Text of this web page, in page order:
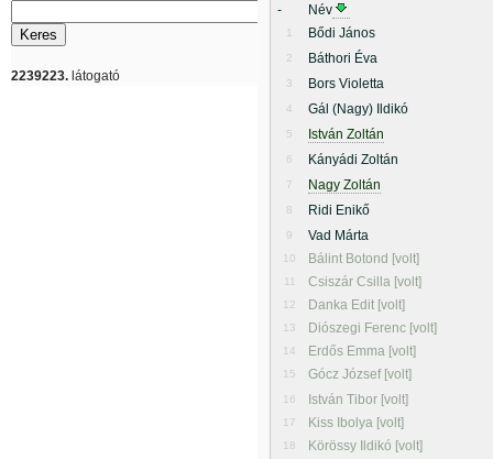
2239223. látogató
- Név
1 Bődi János
2 Báthori Éva
3 Bors Violetta
4 Gál (Nagy) Ildikó
5 István Zoltán
6 Kányádi Zoltán
7 Nagy Zoltán
8 Ridi Enikő
9 Vad Márta
10 Bálint Botond [volt]
11 Csiszár Csilla [volt]
12 Danka Edit [volt]
13 Diószegi Ferenc [volt]
14 Erdős Emma [volt]
15 Gócz József [volt]
16 István Tibor [volt]
17 Kiss Ibolya [volt]
18 Körössy Ildikó [volt]